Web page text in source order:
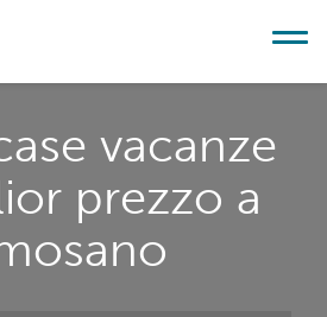
vacanze
prezzo a